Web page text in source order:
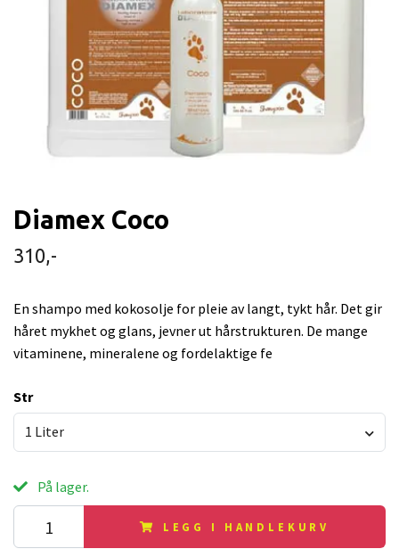
Diamex Coco
310,-
En shampo med kokosolje for pleie av langt, tykt hår. Det gir
håret mykhet og glans, jevner ut hårstrukturen. De mange
vitaminene, mineralene og fordelaktige fe
Str
1 Liter
På lager.
LEGG I HANDLEKURV